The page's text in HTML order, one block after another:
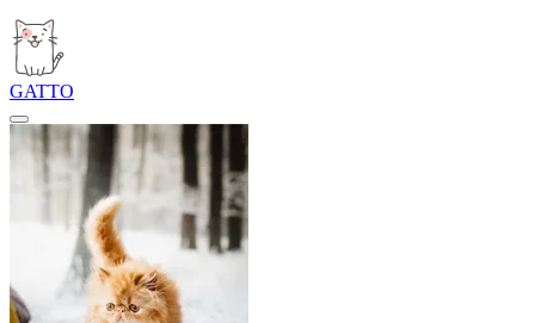
GATTO